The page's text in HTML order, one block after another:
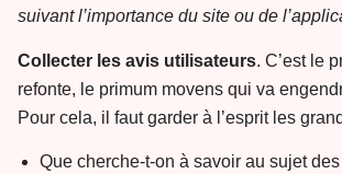
suivant l’importance du site ou de
Collecter les avis utilisateurs. C’est le
refonte, le primum movens qui va
Pour cela, il faut garder à l’esprit les
Que cherche-t-on à savoir au sujet